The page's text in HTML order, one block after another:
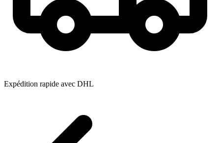
Expédition rapide avec DHL